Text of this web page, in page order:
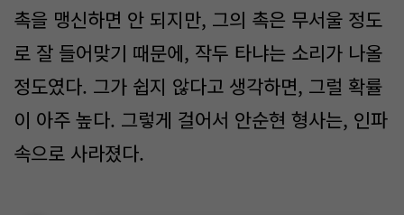
촉을 맹신하면 안 되지만, 그의 촉은 무서울 정도
로 잘 들어맞기 때문에, 작두 타냐는 소리가 나올
정도였다. 그가 쉽지 않다고 생각하면, 그럴 확률
이 아주 높다. 그렇게 걸어서 안순현 형사는, 인파
속으로 사라졌다.